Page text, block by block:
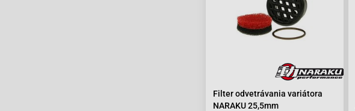
Filter odvetrávania variátora
NARAKU 25,5mm